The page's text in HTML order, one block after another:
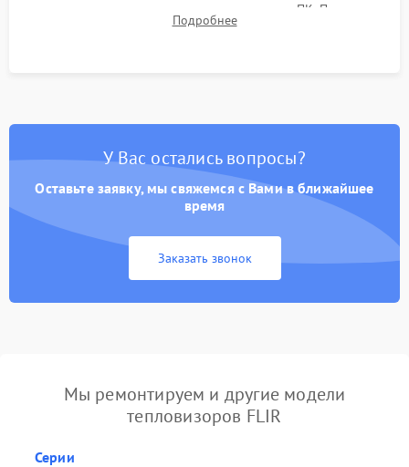
термограмм в память и передачи данных на ПК. Проверка
автономности работы и итоговый контроль качества.
Подробнее
У Вас остались вопросы?
Оставьте заявку, мы свяжемся с Вами в ближайшее
время
Заказать звонок
Мы ремонтируем и другие модели
тепловизоров FLIR
Серии